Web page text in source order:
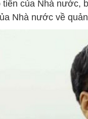
tiền của Nhà nước,
Nhà nước về